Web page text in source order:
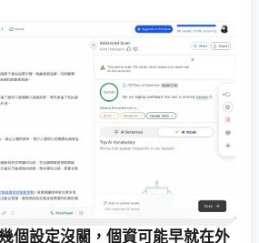
個設定沒關，個資可能早就在外